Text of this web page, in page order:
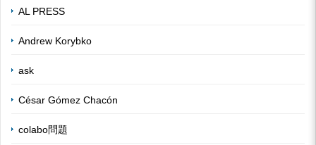
AL PRESS
Andrew Korybko
ask
César Gómez Chacón
colabo問題